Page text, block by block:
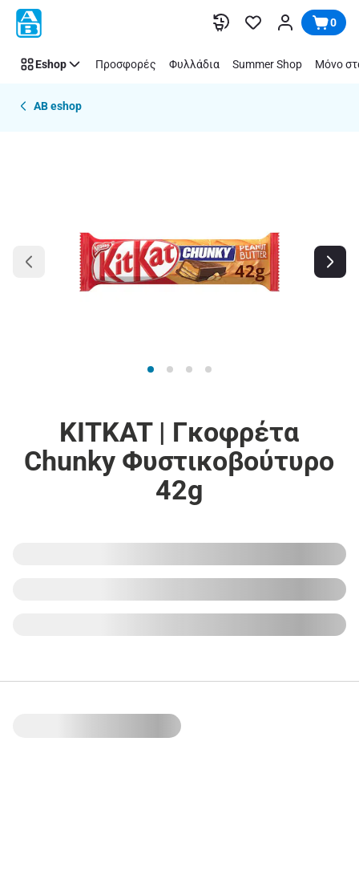
Παράλειψη 0
Eshop Προσφορές Φυλλάδια Summer Shop Μόνο
AB eshop
KITKAT | Γκοφρέτα
Chunky Φυστικοβούτυρο
42g